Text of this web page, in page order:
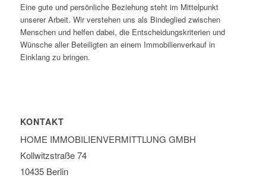
Eine gute und persönliche Beziehung steht im Mittelpunkt
unserer Arbeit. Wir verstehen uns als Bindeglied zwischen
Menschen und helfen dabei, die Entscheidungskriterien und
Wünsche aller Beteiligten an einem Immobilienverkauf in
Einklang zu bringen.
KONTAKT
HOME IMMOBILIEN­VERMITTLUNG GMBH
Kollwitzstraße 74
10435 Berlin